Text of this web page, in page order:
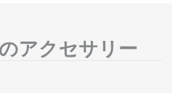
アクセサリー